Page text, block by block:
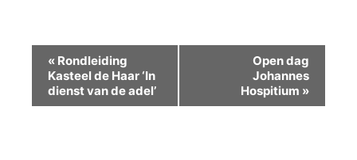
Evenement
Navigatie
« Rondleiding
Kasteel de Haar ‘In
dienst van de adel’
Open dag
Johannes
Hospitium »